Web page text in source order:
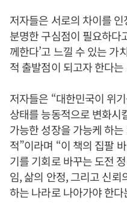
저자들은 서로의 차이를
분명한 구심점이 필요하다
께한다’고 느낄 수 있는 가
적 출발점이 되고자 한다
저자들은 “대한민국이 위
상태를 능동적으로 변화시
가능한 성장을 가능케 하
적”이라며 “이 책의 집팔
기를 기회로 바꾸는 도전
임, 삶의 안정, 그리고 신
하는 나라로 나아가야 한